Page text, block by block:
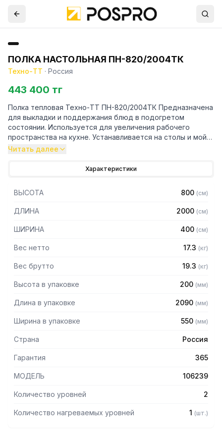
ПОЛКА НАСТОЛЬНАЯ ПН-820/2004ТК
Техно-ТТ · Россия
443 400 тг
Полка тепловая Техно-ТТ ПН-820/2004ТК Предназначена
для выкладки и поддержания блюд в подогретом
состоянии. Используется для увеличения рабочего
пространства на кухне. Устанавливается на столы и мойки
при помощи шурупов.
— Верхний уровень с подогревом, нижний без подогрева
— Полки из нержавеющей стали марки AISI 430 толщиной
0,8 мм
— Каркас - труба 20х20 из нержавеющей стали марки AISI
— Разборная конструкция
Читать далее
Характеристики
ВЫСОТА 800 (см)
ДЛИНА 2000 (см)
ШИРИНА 400 (см)
Вес нетто 17.3 (кг)
Вес брутто 19.3 (кг)
Высота в упаковке 200 (мм)
Длина в упаковке 2090 (мм)
Ширина в упаковке 550 (мм)
Страна Россия
Гарантия 365
МОДЕЛЬ 106239
Количество уровней 2
Количество нагреваемых уровней 1 (шт.)